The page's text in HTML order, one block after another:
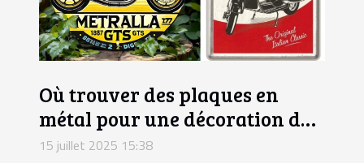
Où trouver des plaques en
métal pour une décoration de
garage motard ?
15 juillet 2025 15:38